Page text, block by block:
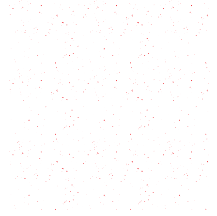
Lengua a la vinagreta
Torreznos de Soria: secretos, trucos y receta
completa